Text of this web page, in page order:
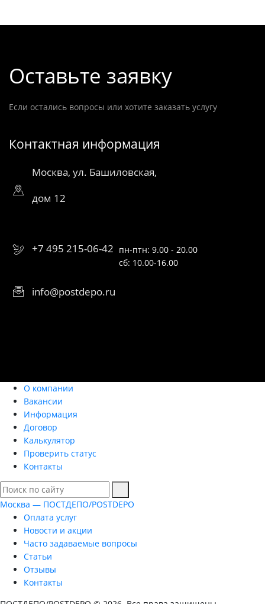
Оставьте заявку
Если остались вопросы или хотите заказать услугу
Контактная информация
Москва, ул. Башиловская,
дом 12
+7 495 215-06-42 пн-птн: 9.00 - 20.00
сб: 10.00-16.00
info@postdepo.ru
О компании
Вакансии
Информация
Договор
Калькулятор
Проверить статус
Контакты
Москва — ПОСТДЕПО/POSTDEPO
Оплата услуг
Новости и акции
Часто задаваемые вопросы
Статьи
Отзывы
Контакты